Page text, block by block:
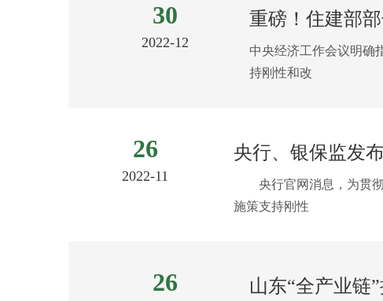
30
2022-12
重磅！住建部部
中央经济工作会议明确
持刚性和改
26
2022-11
央行、银保监发
央行官网消息，为贯彻
施策支持刚性
26 山东“全产业链